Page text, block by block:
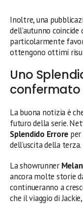
Inoltre, una
dell’autunno
particolarmente
ottengono ottimi
Uno
confermato
La buona notizia è
futuro della serie.
Splendido Errore
dell’uscita della terza.
La showrunner
ancora molte storie
continueranno a
che il viaggio di